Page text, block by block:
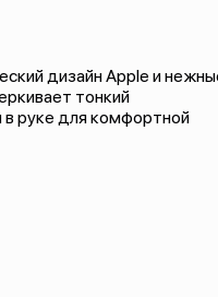
дизайн Apple и
тонкий
в руке для комфортной